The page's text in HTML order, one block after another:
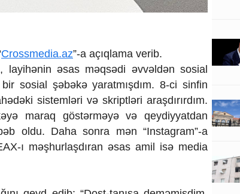
Crossmedia.az”-a açıqlama verib.
layihənin əsas məqsədi əvvəldən sosial
sosial şəbəkə yaratmışdım. 8-ci sinfin
sistemləri və skriptləri araşdırırdım.
maraq göstərməyə və qeydiyyatdan
oldu. Daha sonra mən “Instagram”-a
ı məşhurlaşdıran əsas amil isə media